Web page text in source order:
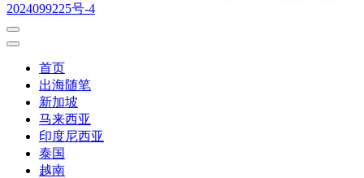
2024099225号-4
首页
出海随笔
新加坡
马来西亚
印度尼西亚
泰国
越南